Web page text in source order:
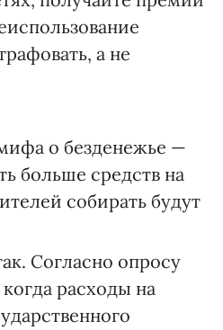
а не
о безденежье —
больше средств на
собирать будут
Согласно опросу
расходы на